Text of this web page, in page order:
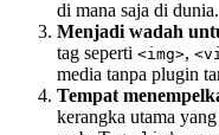
di mana saja di dunia.
Menjadi wadah
tag seperti <img>,
media tanpa plugin
Tempat
kerangka utama